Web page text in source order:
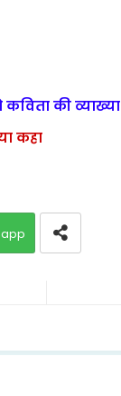
की व्याख्या
कहा